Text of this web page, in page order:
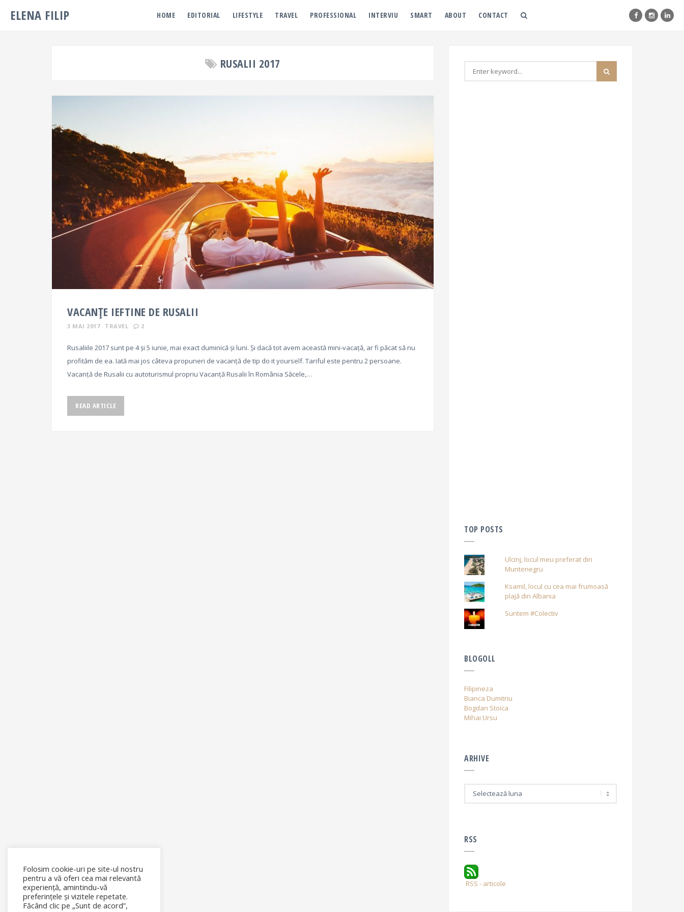
ELENA FILIP HOME EDITORIAL LIFESTYLE TRAVEL PROFESSIONAL INTERVIU SMART ABOUT CONTACT
RUSALII 2017
VACANȚE IEFTINE DE RUSALII
3 MAI 2017 TRAVEL 2
Rusaliile 2017 sunt pe 4 și 5 iunie, mai exact duminică și luni. Și dacă tot avem această mini-vacață, ar fi păcat să nu
profităm de ea. Iată mai jos câteva propuneri de vacanță de tip do it yourself. Tariful este pentru 2 persoane.
Vacanță de Rusalii cu autoturismul propriu Vacanță Rusalii în România Săcele,…
READ ARTICLE
TOP POSTS
Ulcinj, locul meu preferat din
Muntenegru
Ksamil, locul cu cea mai frumoasă
plajă din Albania
Suntem #Colectiv
BLOGOLL
Filipineza
Bianca Dumitriu
Bogdan Stoica
Mihai Ursu
ARHIVE
RSS
RSS - articole
Folosim cookie-uri pe site-ul nostru
pentru a vă oferi cea mai relevantă
experiență, amintindu-vă
preferințele și vizitele repetate.
Făcând clic pe „Sunt de acord”,